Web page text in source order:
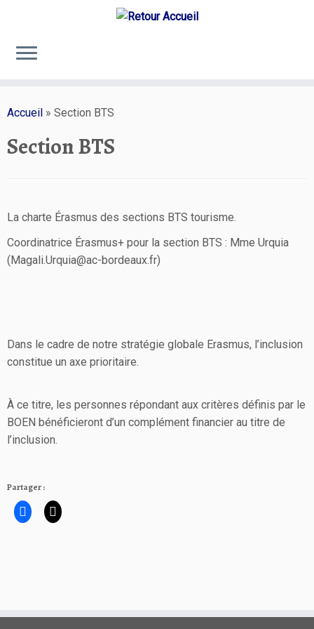
auAccueil » Section BTS
Section BTS
La charte Érasmus des sections BTS tourisme.
Coordinatrice Érasmus+ pour la section BTS : Mme Urquia
(Magali.Urquia@ac-bordeaux.fr)
Dans le cadre de notre stratégie globale Erasmus, l’inclusion
constitue un axe prioritaire.
À ce titre, les personnes répondant aux critères définis par le
BOEN bénéficieront d’un complément financier au titre de
l’inclusion.
Partager :